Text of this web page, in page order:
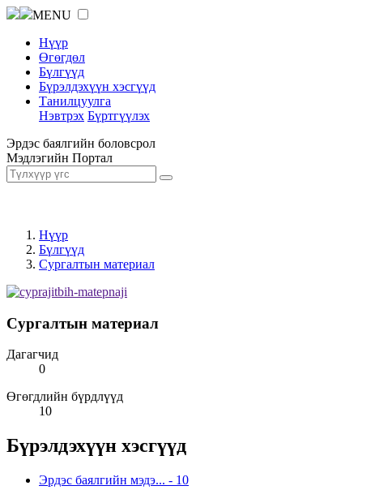
MENU
Нүүр
Өгөгдөл
Бүлгүүд
Бүрэлдэхүүн хэсгүүд
Танилцуулга
Нэвтрэх Бүртгүүлэх
Эрдэс баялгийн боловсрол
Мэдлэгийн Портал
Нүүр
Бүлгүүд
Сургалтын материал
Сургалтын материал
Дагагчид
0
Өгөгдлийн бүрдлүүд
10
Бүрэлдэхүүн хэсгүүд
Эрдэс баялгийн мэдэ... - 10